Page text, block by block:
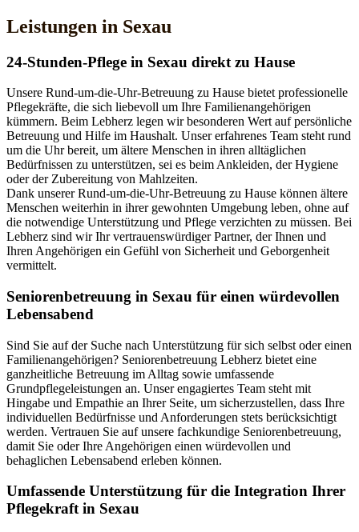
Leistungen in Sexau
24-Stunden-Pflege in Sexau direkt zu Hause
Unsere Rund-um-die-Uhr-Betreuung zu Hause bietet professionelle
Pflegekräfte, die sich liebevoll um Ihre Familienangehörigen
kümmern. Beim Lebherz legen wir besonderen Wert auf persönliche
Betreuung und Hilfe im Haushalt. Unser erfahrenes Team steht rund
um die Uhr bereit, um ältere Menschen in ihren alltäglichen
Bedürfnissen zu unterstützen, sei es beim Ankleiden, der Hygiene
oder der Zubereitung von Mahlzeiten.
Dank unserer Rund-um-die-Uhr-Betreuung zu Hause können ältere
Menschen weiterhin in ihrer gewohnten Umgebung leben, ohne auf
die notwendige Unterstützung und Pflege verzichten zu müssen. Bei
Lebherz sind wir Ihr vertrauenswürdiger Partner, der Ihnen und
Ihren Angehörigen ein Gefühl von Sicherheit und Geborgenheit
vermittelt.
Senioren­betreuung in Sexau für einen würdevollen
Lebensabend
Sind Sie auf der Suche nach Unterstützung für sich selbst oder einen
Familienangehörigen? Seniorenbetreuung Lebherz bietet eine
ganzheitliche Betreuung im Alltag sowie umfassende
Grundpflegeleistungen an. Unser engagiertes Team steht mit
Hingabe und Empathie an Ihrer Seite, um sicherzustellen, dass Ihre
individuellen Bedürfnisse und Anforderungen stets berücksichtigt
werden. Vertrauen Sie auf unsere fachkundige Seniorenbetreuung,
damit Sie oder Ihre Angehörigen einen würdevollen und
behaglichen Lebensabend erleben können.
Umfassende Unterstützung für die Integration Ihrer
Pflegekraft in Sexau